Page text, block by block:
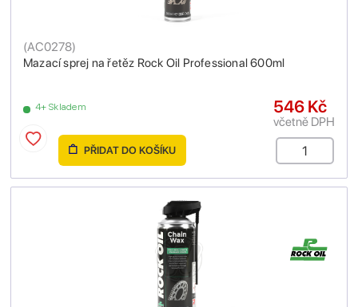
Mazací sprej na řetěz Rock Oil Professional 600ml
(AC0278)
4+ Skladem 546 Kč
včetně DPH
PŘIDAT DO KOŠÍKU